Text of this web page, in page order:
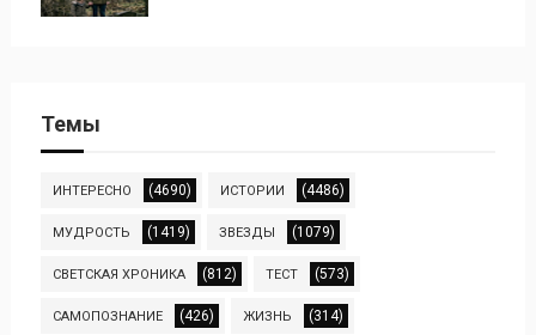
Темы
ИНТЕРЕСНО (4690) ИСТОРИИ (4486)
МУДРОСТЬ (1419) ЗВЕЗДЫ (1079)
СВЕТСКАЯ ХРОНИКА (812) ТЕСТ (573)
САМОПОЗНАНИЕ (426) ЖИЗНЬ (314)